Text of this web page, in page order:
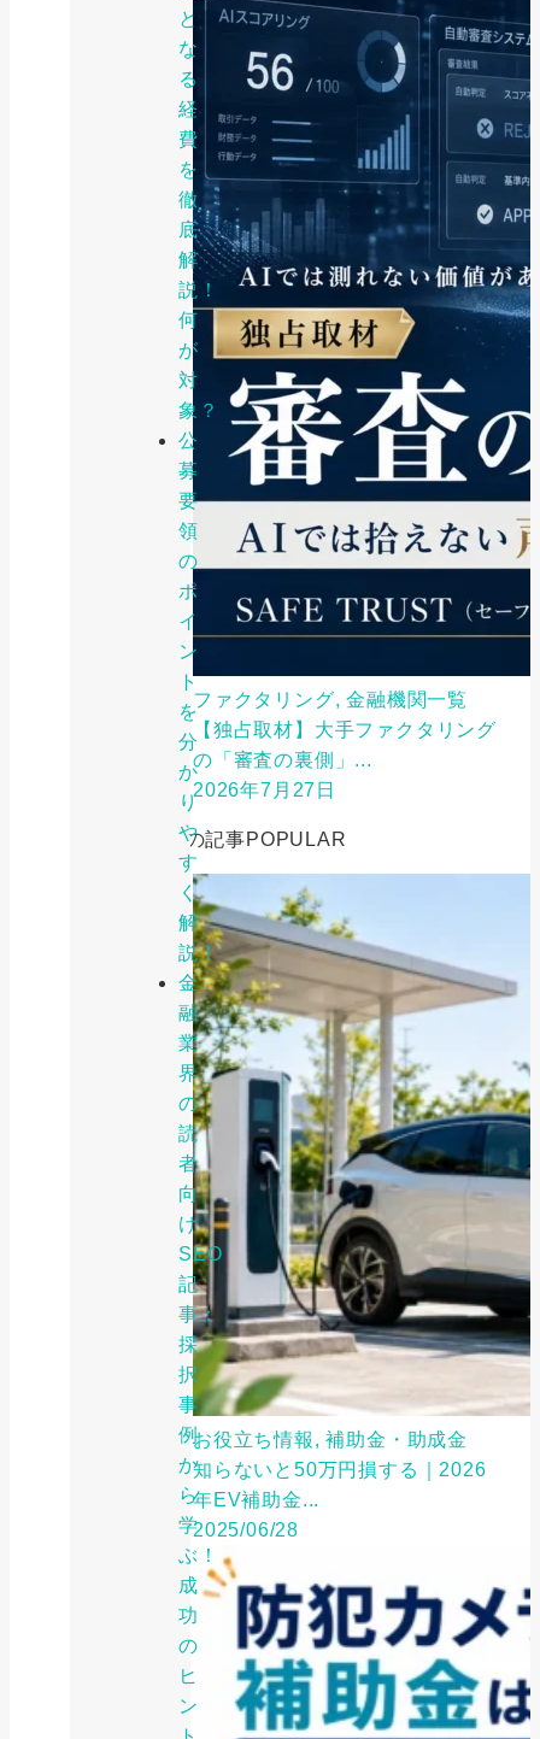
と
な
る
経
費
を
徹
底
解
説！
何
が
対
象？
公
募
要
領
の
ポ
イ
ン
ト
を
分
か
り
や
す
く
解
説！
金
融
業
界
の
読
者
向
け
SEO
記
事：
採
択
事
例
か
ら
学
ぶ！
成
功
の
ヒ
ン
ファクタリング, 金融機関一覧
【独占取材】大手ファクタリング
の「審査の裏側」...
2026年7月27日
人気の記事POPULAR
お役立ち情報, 補助金・助成金
知らないと50万円損する｜2026
年EV補助金...
2025/06/28